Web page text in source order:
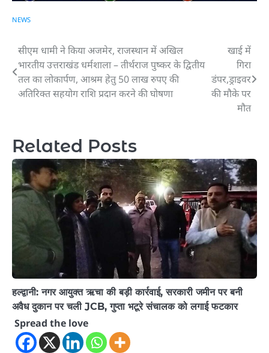
NEWS
Post
navigation
सीएम धामी ने किया अजमेर, राजस्थान में अखिल
भारतीय उत्तराखंड धर्मशाला – तीर्थराज पुष्कर के द्वितीय
तल का लोकार्पण, आश्रम हेतु 50 लाख रुपए की
अतिरिक्त सहयोग राशि प्रदान करने की घोषणा
खाई में
गिरा
डंपर,ड्राइवर
की मौके पर
मौत
Related Posts
हल्द्वानी: नगर आयुक्त ऋचा की बड़ी कार्रवाई, सरकारी जमीन पर बनी
अवैध दुकान पर चली JCB, गुप्ता भटूरे संचालक को लगाई फटकार
Spread the love